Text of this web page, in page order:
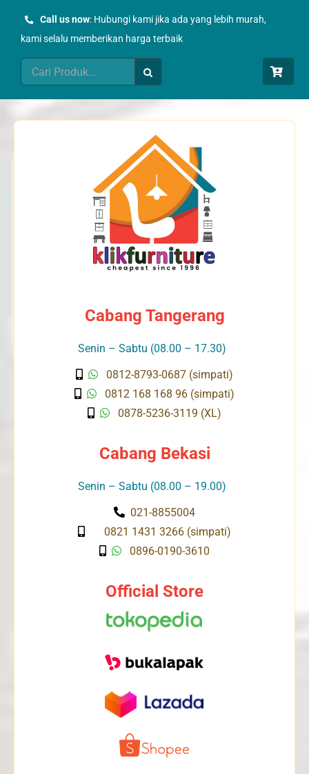
Call us now: Hubungi kami jika ada yang lebih murah,
kami selalu memberikan harga terbaik
Search
for:
Cabang Tangerang
Senin – Sabtu (08.00 – 17.30)
0812-8793-0687 (simpati)
0812 168 168 96 (simpati)
0878-5236-3119 (XL)
Cabang Bekasi
Senin – Sabtu (08.00 – 19.00)
021-8855004
0821 1431 3266 (simpati)
0896-0190-3610
Official Store